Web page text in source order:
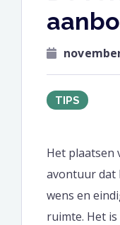
TIPS
Het plaatsen
avontuur dat
wens en
ruimte. Het